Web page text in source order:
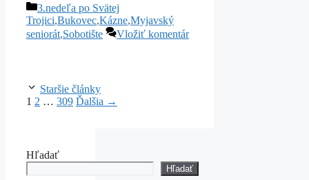
Kategórie
3.nedeľa po Svätej
Trojici,Bukovec,Kázne,Myjavský
seniorát,Sobotište Vložiť komentár
Staršie články
Stránka
1 Stránka
2 … Stránka
309 Ďalšia →
Hľadať
Hľadať